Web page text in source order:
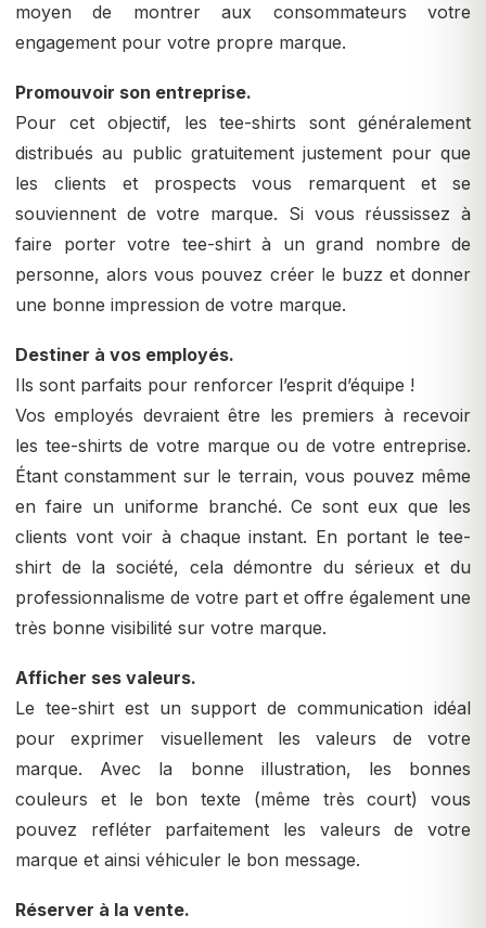
moyen de montrer aux consommateurs votre
engagement pour votre propre marque.
Promouvoir son entreprise.
Pour cet objectif, les tee-shirts sont généralement
distribués au public gratuitement justement pour que
les clients et prospects vous remarquent et se
souviennent de votre marque. Si vous réussissez à
faire porter votre tee-shirt à un grand nombre de
personne, alors vous pouvez créer le buzz et donner
une bonne impression de votre marque.
Destiner à vos employés.
Ils sont parfaits pour renforcer l’esprit d’équipe !
Vos employés devraient être les premiers à recevoir
les tee-shirts de votre marque ou de votre entreprise.
Étant constamment sur le terrain, vous pouvez même
en faire un uniforme branché. Ce sont eux que les
clients vont voir à chaque instant. En portant le tee-
shirt de la société, cela démontre du sérieux et du
professionnalisme de votre part et offre également une
très bonne visibilité sur votre marque.
Afficher ses valeurs.
Le tee-shirt est un support de communication idéal
pour exprimer visuellement les valeurs de votre
marque. Avec la bonne illustration, les bonnes
couleurs et le bon texte (même très court) vous
pouvez refléter parfaitement les valeurs de votre
marque et ainsi véhiculer le bon message.
Réserver à la vente.